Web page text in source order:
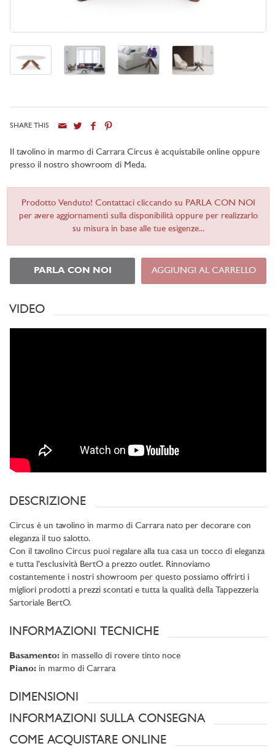
SHARE THIS
Il tavolino in marmo di Carrara Circus è acquistabile online oppure
presso il nostro showroom di Meda.
Prodotto Venduto! Contattaci cliccando su PARLA CON NOI
per avere aggiornamenti sulla disponibilità oppure per realizzarlo
su misura in base alle tue esigenze...
PARLA CON NOI AGGIUNGI AL CARRELLO
VIDEO
DESCRIZIONE
Circus è un tavolino in marmo di Carrara nato per decorare con
eleganza il tuo salotto.
Con il tavolino Circus puoi regalare alla tua casa un tocco di eleganza
e tutta l’esclusività BertO a prezzo outlet. Rinnoviamo
costantemente i nostri showroom per questo possiamo offrirti i
migliori prodotti a prezzi scontati e tutta la qualità della Tappezzeria
Sartoriale BertO.
INFORMAZIONI TECNICHE
Basamento: in massello di rovere tinto noce
Piano: in marmo di Carrara
DIMENSIONI
INFORMAZIONI SULLA CONSEGNA
COME ACQUISTARE ONLINE